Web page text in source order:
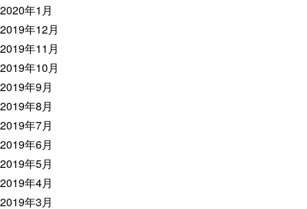
2020年1月
2019年12月
2019年11月
2019年10月
2019年9月
2019年8月
2019年7月
2019年6月
2019年5月
2019年4月
2019年3月